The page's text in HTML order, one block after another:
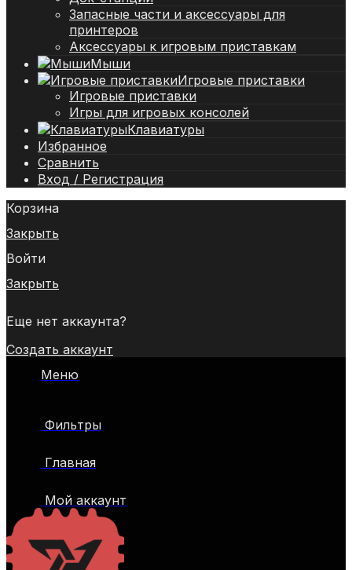
Запасные части и аксессуары для
принтеров
Аксессуары к игровым приставкам
Мыши
Игровые приставки
Игровые приставки
Игры для игровых консолей
Клавиатуры
Избранное
Сравнить
Вход / Регистрация
Корзина
Закрыть
Войти
Закрыть
Еще нет аккаунта?
Создать аккаунт
Меню
Фильтры
Главная
Мой аккаунт